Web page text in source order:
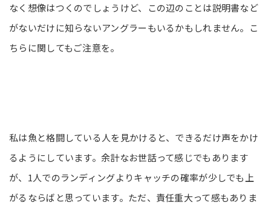
なく想像はつくのでしょうけど、この辺のことは説明書など
がないだけに知らないアングラーもいるかもしれません。こ
ちらに関してもご注意を。
私は魚と格闘している人を見かけると、できるだけ声をかけ
るようにしています。余計なお世話って感じでもあります
が、1人でのランディングよりキャッチの確率が少しでも上
がるならばと思っています。ただ、責任重大って感もありま